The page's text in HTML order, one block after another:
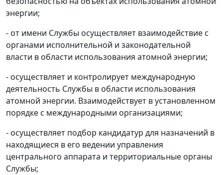
энергии;
- от имени Службы осуществляет взаимодействие с
органами исполнительной и законодательной
власти в области использования атомной энергии;
- осуществляет и контролирует международную
деятельность Службы в области использования
атомной энергии. Взаимодействует в установленном
порядке с международными организациями;
- осуществляет подбор кандидатур для назначений в
находящиеся в его ведении управления
центрального аппарата и территориальные органы
Службы;